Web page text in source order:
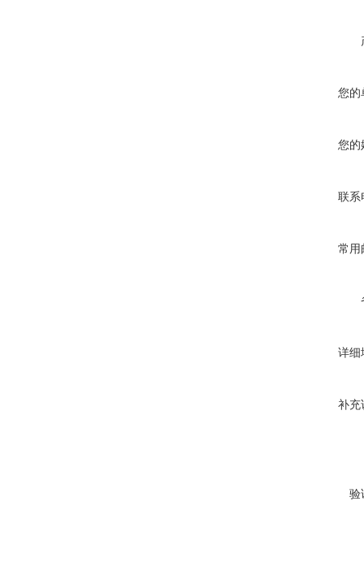
您的
您的
联系
常用
详细
补充
验